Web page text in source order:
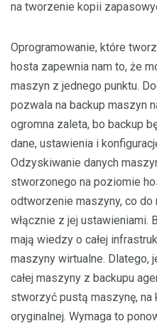
na tworzenie kopii
Oprogramowanie, które
hosta zapewnia nam to, że
maszyn z jednego punktu.
pozwala na backup maszyn
ogromna zaleta, bo backup
dane, ustawienia i
Odzyskiwanie danych
stworzonego na poziomie
odtworzenie maszyny, co do
włącznie z jej ustawieniami.
mają wiedzy o całej
maszyny wirtualne. Dlatego,
całej maszyny z backupu
stworzyć pustą maszynę,
oryginalnej. Wymaga to